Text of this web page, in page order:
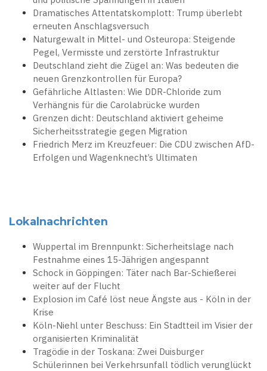
Dramatisches Attentatskomplott: Trump überlebt
erneuten Anschlagsversuch
Naturgewalt in Mittel- und Osteuropa: Steigende
Pegel, Vermisste und zerstörte Infrastruktur
Deutschland zieht die Zügel an: Was bedeuten die
neuen Grenzkontrollen für Europa?
Gefährliche Altlasten: Wie DDR-Chloride zum
Verhängnis für die Carolabrücke wurden
Grenzen dicht: Deutschland aktiviert geheime
Sicherheitsstrategie gegen Migration
Friedrich Merz im Kreuzfeuer: Die CDU zwischen AfD-
Erfolgen und Wagenknecht’s Ultimaten
Lokalnachrichten
Wuppertal im Brennpunkt: Sicherheitslage nach
Festnahme eines 15-Jährigen angespannt
Schock in Göppingen: Täter nach Bar-Schießerei
weiter auf der Flucht
Explosion im Café löst neue Ängste aus - Köln in der
Krise
Köln-Niehl unter Beschuss: Ein Stadtteil im Visier der
organisierten Kriminalität
Tragödie in der Toskana: Zwei Duisburger
Schülerinnen bei Verkehrsunfall tödlich verunglückt